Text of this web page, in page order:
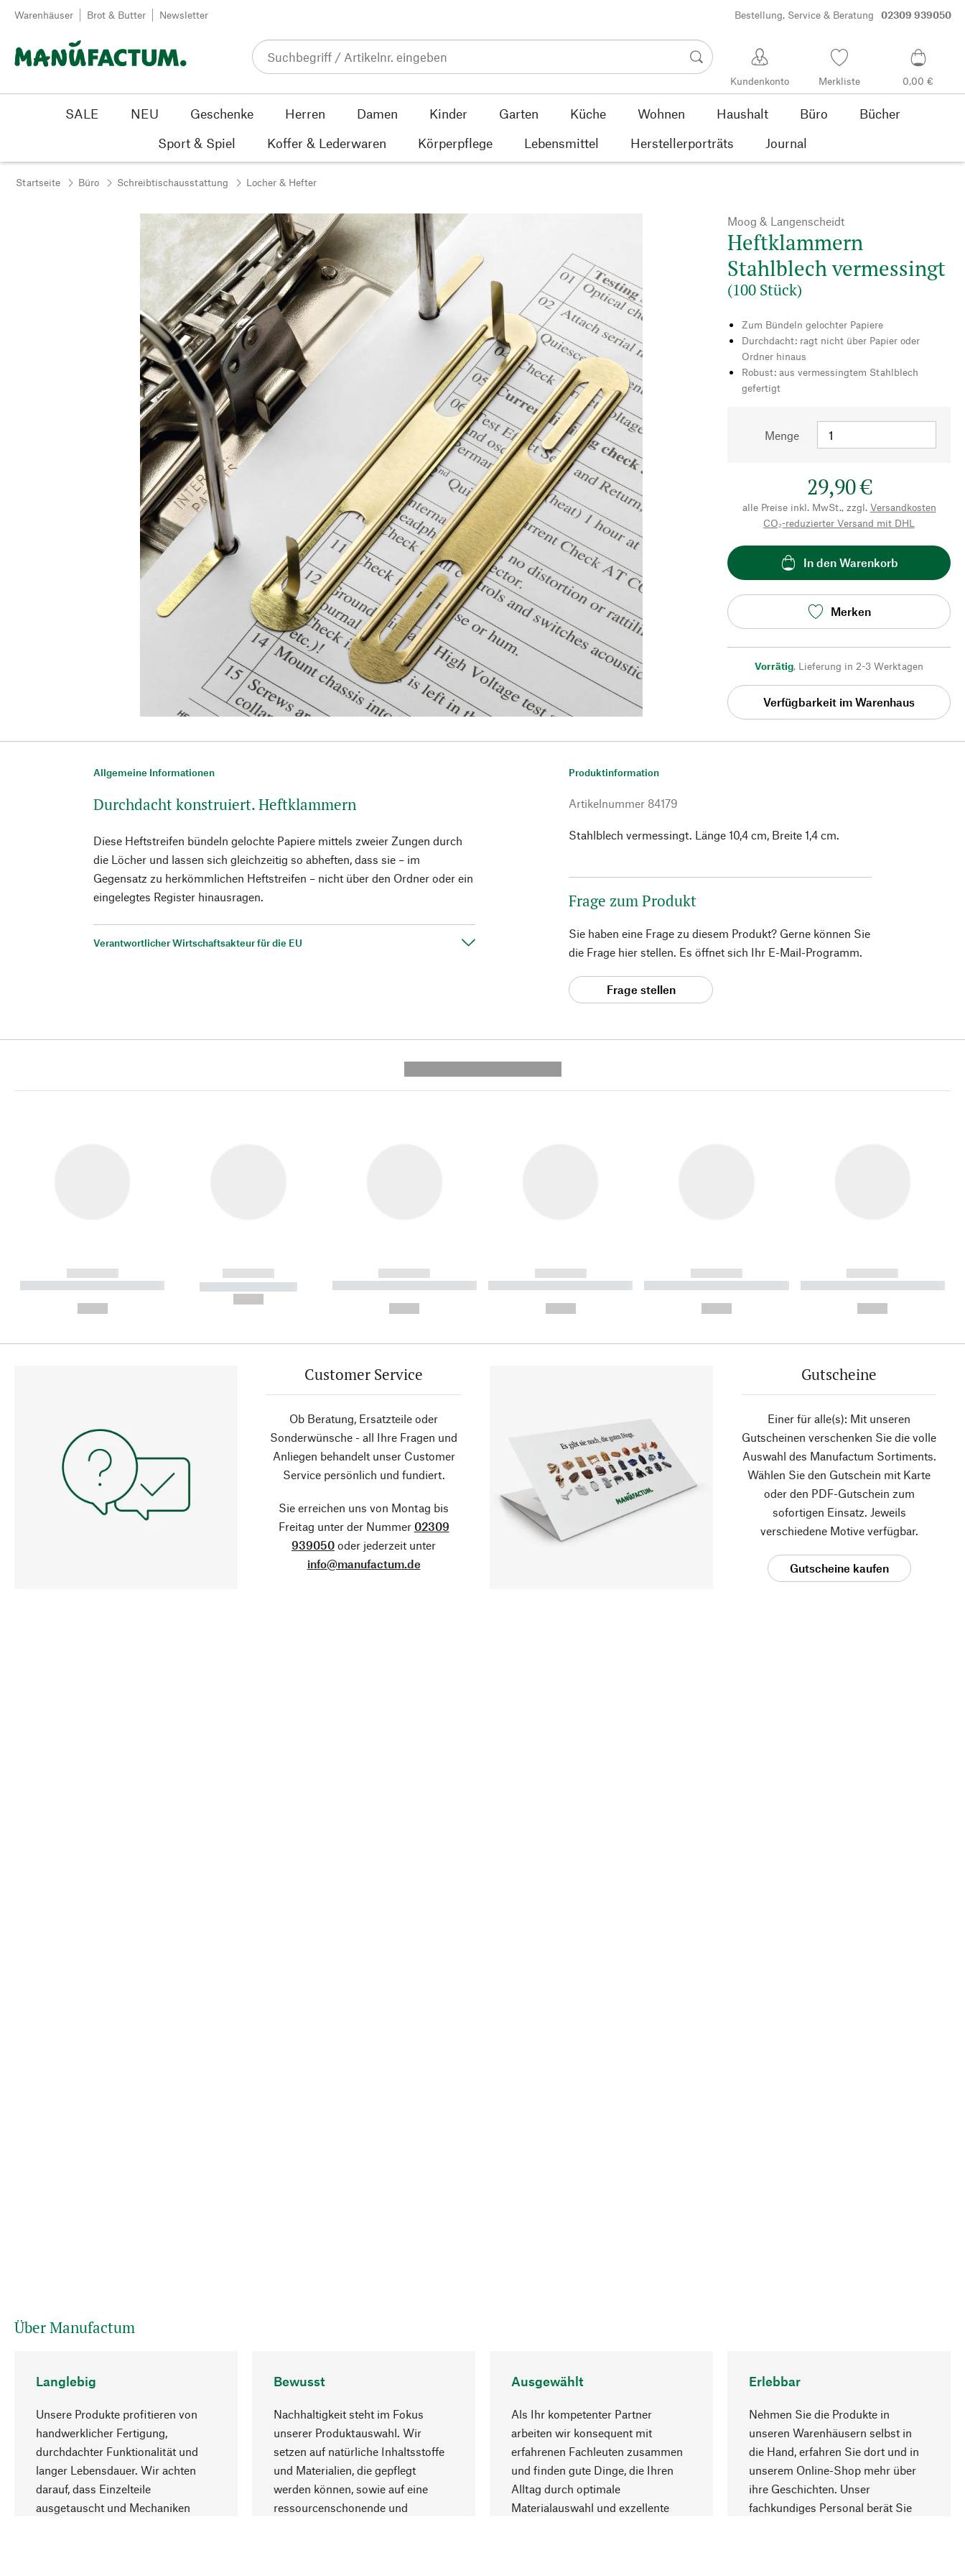
Zum Inhalt springen
Warenhäuser Brot & Butter Newsletter Bestellung, Service & Beratung 02309 939050
Kundenkonto Merkliste 0,00 €
SALE NEU Geschenke Herren Damen Kinder Garten Küche Wohnen Haushalt Büro
Bücher
Sport & Spiel
Koffer & Lederwaren Körperpflege Lebensmittel Herstellerporträts Journal
Startseite Büro Schreibtischausstattung Locher & Hefter
Moog & Langenscheidt
Heftklammern
Stahlblech vermessingt
(100 Stück)
Zum Bündeln gelochter Papiere
Durchdacht: ragt nicht über Papier oder
Ordner hinaus
Robust: aus vermessingtem Stahlblech
gefertigt
Menge
29,90 €
alle Preise inkl. MwSt., zzgl. Versandkosten
CO₂-reduzierter Versand mit DHL
In den Warenkorb
Merken
Vorrätig, Lieferung in 2-3 Werktagen
Verfügbarkeit im Warenhaus
Allgemeine Informationen
Durchdacht konstruiert. Heftklammern
Diese Heftstreifen bündeln gelochte Papiere mittels zweier Zungen durch
die Löcher und lassen sich gleichzeitig so abheften, dass sie – im
Gegensatz zu herkömmlichen Heftstreifen – nicht über den Ordner oder ein
eingelegtes Register hinausragen.
Verantwortlicher Wirtschaftsakteur für die EU
Produktinformation
Artikelnummer 84179
Stahlblech vermessingt. Länge 10,4 cm, Breite 1,4 cm.
Frage zum Produkt
Sie haben eine Frage zu diesem Produkt? Gerne können Sie
die Frage hier stellen. Es öffnet sich Ihr E-Mail-Programm.
Frage stellen
------------
----------- ----------- ----------
------------
----------- -----------
------------
----------- ----------- ----------
------------
----------- ----------- ----------
------------
----------- ----------- ----------
------------
----------- ----------- ----------
Customer Service
Ob Beratung, Ersatzteile oder
Sonderwünsche - all Ihre Fragen und
Anliegen behandelt unser Customer
Service persönlich und fundiert.
Sie erreichen uns von Montag bis
Freitag unter der Nummer 02309
939050 oder jederzeit unter
info@manufactum.de
Gutscheine
Einer für alle(s): Mit unseren
Gutscheinen verschenken Sie die volle
Auswahl des Manufactum Sortiments.
Wählen Sie den Gutschein mit Karte
oder den PDF-Gutschein zum
sofortigen Einsatz. Jeweils
verschiedene Motive verfügbar.
Gutscheine kaufen
Über Manufactum
Langlebig
Unsere Produkte profitieren von
handwerklicher Fertigung,
durchdachter Funktionalität und
langer Lebensdauer. Wir achten
darauf, dass Einzelteile
ausgetauscht und Mechaniken
Bewusst
Nachhaltigkeit steht im Fokus
unserer Produktauswahl. Wir
setzen auf natürliche Inhaltsstoffe
und Materialien, die gepflegt
werden können, sowie auf eine
ressourcenschonende und
Ausgewählt
Als Ihr kompetenter Partner
arbeiten wir konsequent mit
erfahrenen Fachleuten zusammen
und finden gute Dinge, die Ihren
Alltag durch optimale
Materialauswahl und exzellente
Erlebbar
Nehmen Sie die Produkte in
unseren Warenhäusern selbst in
die Hand, erfahren Sie dort und in
unserem Online-Shop mehr über
ihre Geschichten. Unser
fachkundiges Personal berät Sie